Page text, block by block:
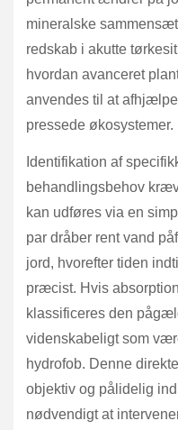
mineralske
redskab i akutte
hvordan avanceret
anvendes til at
pressede økosystemer.
Identifikation af
behandlingsbehov
kan udføres via en
par dråber rent vand
jord, hvorefter tiden
præcist. Hvis
klassificeres den
videnskabeligt som
hydrofob. Denne
objektiv og pålidelig
nødvendigt at